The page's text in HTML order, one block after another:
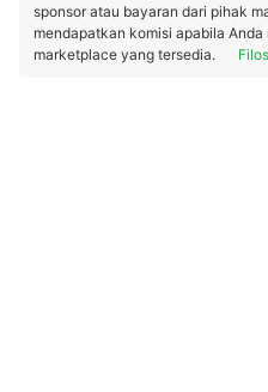
sponsor atau bayaran dari pihak
mendapatkan komisi apabila
marketplace yang tersedia.